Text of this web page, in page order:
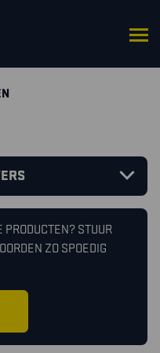
STUUR
ZO SPOEDIG